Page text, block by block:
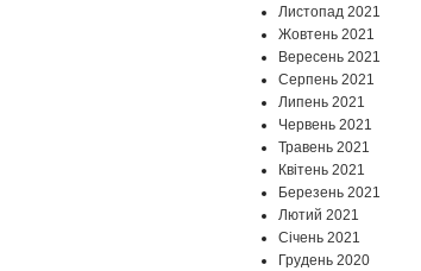
Листопад 2021
Жовтень 2021
Вересень 2021
Серпень 2021
Липень 2021
Червень 2021
Травень 2021
Квітень 2021
Березень 2021
Лютий 2021
Січень 2021
Грудень 2020